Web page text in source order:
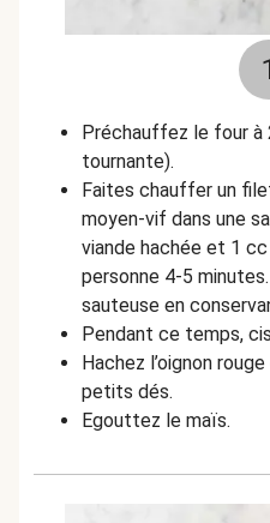
Préchauffez le four à
tournante).
Faites chauffer un
moyen-vif dans une
viande hachée et 1
personne 4-5
sauteuse en
Pendant ce temps,
Hachez l’oignon
petits dés.
Egouttez le maïs.